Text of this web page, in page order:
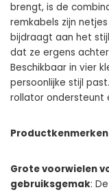
brengt, is de
remkabels zijn
bijdraagt aan het
dat ze ergens
Beschikbaar in vier
persoonlijke stijl
rollator ondersteunt
Productkenmerken
Grote voorwielen
gebruiksgemak: De